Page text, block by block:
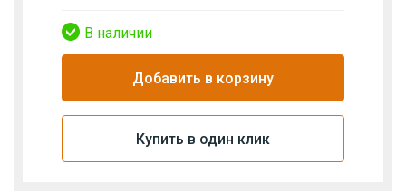
В наличии
Добавить в корзину
Купить в один клик